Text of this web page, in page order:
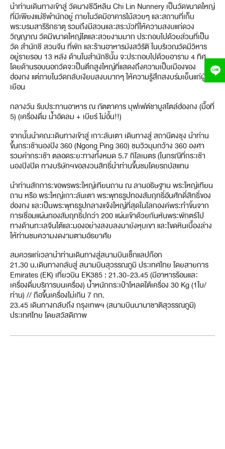
นำท่านเดินทางเข้าสู่ วัดนางชีฉีหลิน Chi Lin Nunnery เป็นวัดขนาดใหญ่
ที่มีเพียงแม่ชีพำนักอยู่ ภายในวัดมีอาคารไม้สวยๆ และสถานที่เก็บ
พระบรมสารีริกธาตุ รวมถึงมีสวนและสระบัวที่ให้ความสงบแก่ดวง
วิญญาณ วัดมีขนาดใหญ่โตและสวยงามมาก ประกอบไปด้วยส่วนที่เป็น
วัด สำนักชี สวนจีน ที่พัก และร้านอาหารมังสวิรัติ ในบริเวณวัดมีวิหาร
อยู่รายรอบ 13 หลัง ด้านในสำนักชีนั้น จะประกอบไปด้วยอาราม 4 ทิศ
โดยด้านรอบนอกวัดจะเป็นตึกสูงใหญ่ที่แสดงถึงความเป็นเมืองของ
ฮ่องกง แต่ภายในวัดกลับเงียบสงบมากๆ ให้ความรู้สึกสงบร่มเย็นแก่ผู้ไป
เยือน
กลางวัน รับประทานอาหาร ณ ภัตตาคาร บุฟเฟต์ชาบูสไตล์ฮ่องกง (มื้อที่
5) (เครื่องดื่ม น้ำอัดลม + เบียร์ ไม่อั้น!!)
จากนั้นนำคณะเดินทางเข้าสู่ เกาะลันเตา เดินทางสู่ สถานีตงชุง นำท่าน
ขึ้นกระเช้านองปิง 360 (Ngong Ping 360) ชมวิวมุมกว้าง 360 องศา
รวมค่ากระเช้า ตลอดระยะทางทั้งหมด 5.7 กิโลเมตร (ในกรณีที่กระเช้า
นองปิงปิด ทางบริษัทฯขอสงวนสิทธิ์นำท่านขึ้นชมโดยรถบัสแทน
นำท่านสักการะขอพรพระใหญ่เทียนถาน ณ ลานอธิษฐาน พระใหญ่เทียน
ถาน หรือ พระใหญ่เกาะลันเตา พระพุทธรูปทองสัมฤทธิ์อันศักดิ์สิทธิ์ของ
ฮ่องกง และเป็นพระพุทธรูปกลางแจ้งใหญ่ที่สุดในโลกองค์พระทำขิ้นจาก
การเชื่อมแผ่นทองสัมฤทธิ์ปกว่า 200 แผ่นเข้าด้วยกันหันพระพักตร์ไป
ทางด้านทะเลจีนใต้และมองอย่างสงบลงมายังหุบเขา และโขดหินเบื้องล่าง
ให้ท่านชมความงดงามตามอัธยาศัย
สมควรแก่เวลานำท่านเดินทางสู่สนามบินเช็กแลปก๊อก
21.30 น.เดินทางกลับสู่ สนามบินสุวรรณภูมิ ประเทศไทย โดยสายการ
Emirates (EK) เที่ยวบิน EK385 : 21.30-23.45 (มีอาหารร้อนและ
เครื่องดื่มบริการบนเครื่อง) น้ำหนักกระเป๋าโหลดใต้เครื่อง 30 Kg (1ใบ/
ท่าน) // ถือขึ้นเครื่องไม่เกิน 7 กก.
23.45 เดินทางกลับถึง กรุงเทพฯ (สนามบินนานาชาติสุวรรณภูมิ)
ประเทศไทย โดยสวัสดิภาพ